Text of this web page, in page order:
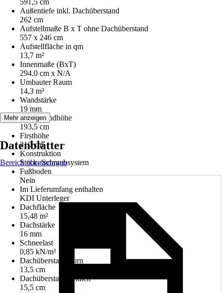
591,5 cm
Außentiefe inkl. Dachüberstand
262 cm
Aufstellmaße B x T ohne Dachüberstand
557 x 246 cm
Aufstellfläche in qm
13,7 m²
Innenmaße (BxT)
294.0 cm x N/A
Umbauter Raum
14,3 m³
Wandstärke
19 mm
Seitenwandhöhe
193,5 cm
Firsthöhe
210 cm
Konstruktion
Steck-/Schraubsystem
Fußboden
Nein
Im Lieferumfang enthalten
KDI Unterleger
Dachfläche
15,48 m²
Dachstärke
16 mm
Schneelast
0,85 kN/m²
Dachüberstand vorn
13,5 cm
Dachüberstand seitlich
15,5 cm
Mehr anzeigen
Datenblätter
Bereich überspringen